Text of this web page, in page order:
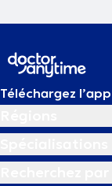
Téléchargez l’app